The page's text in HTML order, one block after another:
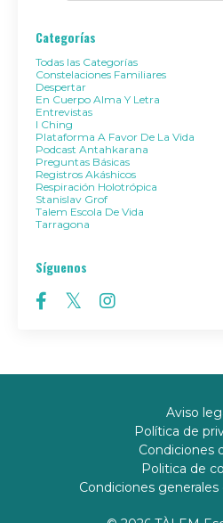
Categorías
Todas las Categorías
Constelaciones Familiares
Despertar
En Cuerpo Alma Y Letra
Entrevistas
I Ching
Plataforma A Favor De La Vida
Podcast Antahkarana
Preguntas Básicas
Registros Akáshicos
Respiración Holotrópica
Stanislav Grof
Talem Escola De Vida
Tarragona
Síguenos
Aviso
Política de
Condiciones
Politica de
Condiciones